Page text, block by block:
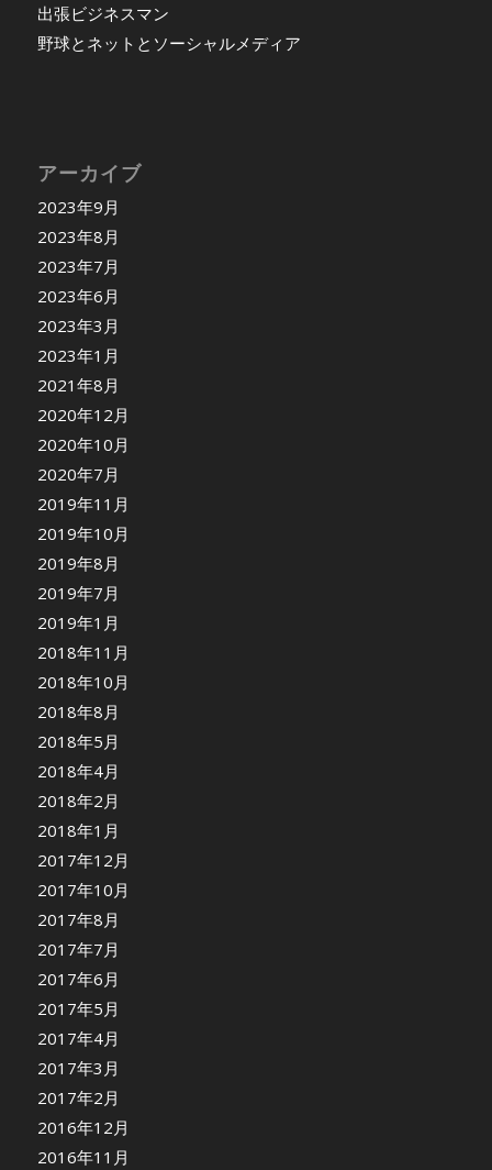
出張ビジネスマン
野球とネットとソーシャルメディア
アーカイブ
2023年9月
2023年8月
2023年7月
2023年6月
2023年3月
2023年1月
2021年8月
2020年12月
2020年10月
2020年7月
2019年11月
2019年10月
2019年8月
2019年7月
2019年1月
2018年11月
2018年10月
2018年8月
2018年5月
2018年4月
2018年2月
2018年1月
2017年12月
2017年10月
2017年8月
2017年7月
2017年6月
2017年5月
2017年4月
2017年3月
2017年2月
2016年12月
2016年11月